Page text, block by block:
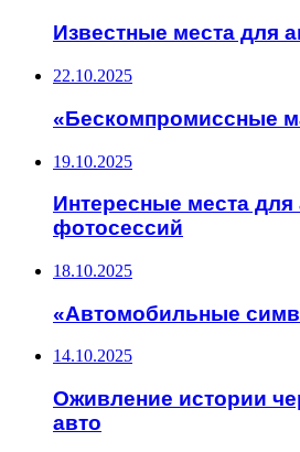
Известные места для
22.10.2025
«Бескомпромиссные
19.10.2025
Интересные места
фотосессий
18.10.2025
«Автомобильные
14.10.2025
Оживление истории
авто